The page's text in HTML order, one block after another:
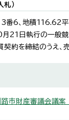
）
番6、地積116.62平
月21日執行の一般
約を締結のうえ、売
市財産審議会議案